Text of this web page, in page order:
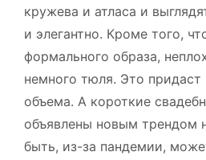
кружева и атласа и
и элегантно. Кроме того,
формального образа,
немного тюля. Это
объема. А короткие
объявлены новым трендом
быть, из-за пандемии,